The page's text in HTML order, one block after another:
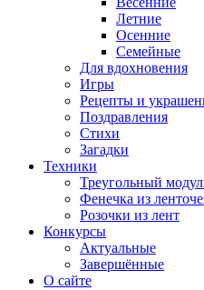
Летние
Осенние
Семейные
Для вдохновения
Игры
Рецепты и
Поздравления
Стихи
Загадки
Техники
Треугольный
Фенечка из
Розочки из лент
Конкурсы
Актуальные
Завершённые
О сайте